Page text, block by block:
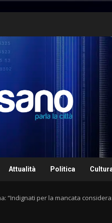
Attualità Politica
“Indignati per la mancata